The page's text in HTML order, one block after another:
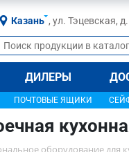
Казань , ул. Тэцевская,
ДИЛЕРЫ
ПОЧТОВЫЕ ЯЩИКИ
оборудование для